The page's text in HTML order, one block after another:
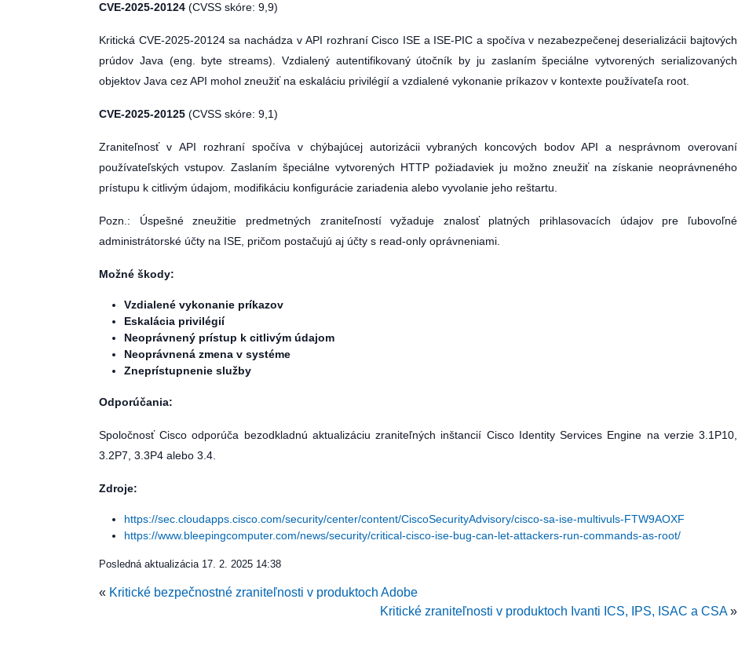
CVE-2025-20124 (CVSS skóre: 9,9)
Kritická CVE-2025-20124 sa nachádza v API rozhraní Cisco ISE a ISE-PIC a spočíva v nezabezpečenej deserializácii bajtových
prúdov Java (eng. byte streams). Vzdialený autentifikovaný útočník by ju zaslaním špeciálne vytvorených serializovaných
objektov Java cez API mohol zneužiť na eskaláciu privilégií a vzdialené vykonanie príkazov v kontexte používateľa root.
CVE-2025-20125 (CVSS skóre: 9,1)
Zraniteľnosť v API rozhraní spočíva v chýbajúcej autorizácii vybraných koncových bodov API a nesprávnom overovaní
používateľských vstupov. Zaslaním špeciálne vytvorených HTTP požiadaviek ju možno zneužiť na získanie neoprávneného
prístupu k citlivým údajom, modifikáciu konfigurácie zariadenia alebo vyvolanie jeho reštartu.
Pozn.: Úspešné zneužitie predmetných zraniteľností vyžaduje znalosť platných prihlasovacích údajov pre ľubovoľné
administrátorské účty na ISE, pričom postačujú aj účty s read-only oprávneniami.
Možné škody:
Vzdialené vykonanie príkazov
Eskalácia privilégií
Neoprávnený prístup k citlivým údajom
Neoprávnená zmena v systéme
Zneprístupnenie služby
Odporúčania:
Spoločnosť Cisco odporúča bezodkladnú aktualizáciu zraniteľných inštancií Cisco Identity Services Engine na verzie 3.1P10,
3.2P7, 3.3P4 alebo 3.4.
Zdroje:
https://sec.cloudapps.cisco.com/security/center/content/CiscoSecurityAdvisory/cisco-sa-ise-multivuls-FTW9AOXF
https://www.bleepingcomputer.com/news/security/critical-cisco-ise-bug-can-let-attackers-run-commands-as-root/
Posledná aktualizácia 17. 2. 2025 14:38
« Kritické bezpečnostné zraniteľnosti v produktoch Adobe
Kritické zraniteľnosti v produktoch Ivanti ICS, IPS, ISAC a CSA»